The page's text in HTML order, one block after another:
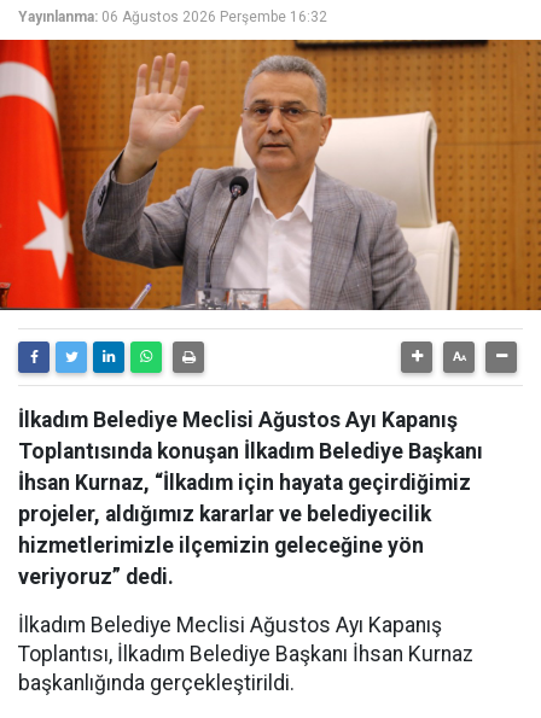
Yayınlanma: 06 Ağustos 2026 Perşembe 16:32
İlkadım Belediye Meclisi Ağustos Ayı Kapanış
Toplantısında konuşan İlkadım Belediye Başkanı
İhsan Kurnaz, “İlkadım için hayata geçirdiğimiz
projeler, aldığımız kararlar ve belediyecilik
hizmetlerimizle ilçemizin geleceğine yön
veriyoruz” dedi.
İlkadım Belediye Meclisi Ağustos Ayı Kapanış
Toplantısı, İlkadım Belediye Başkanı İhsan Kurnaz
başkanlığında gerçekleştirildi.